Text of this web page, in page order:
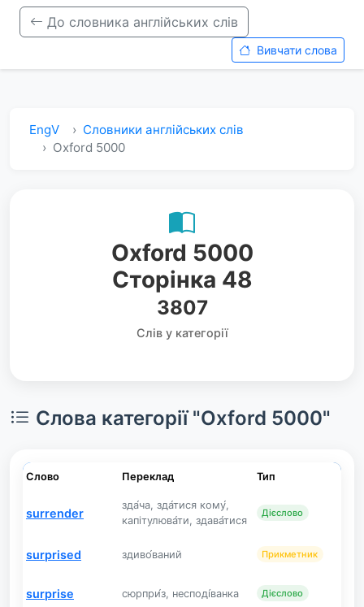
До словника англійських слів
Вивчати слова
EngV
Словники англійських слів
Oxford 5000
Oxford 5000
Сторінка 48
3807
Слів у категорії
Слова категорії "Oxford 5000"
Слово Переклад Тип
surrender
зда́ча, зда́тися кому́,
капітулюва́ти, здава́тися
Дієслово
surprised здиво́ваний Прикметник
surprise сюрпри́з, несподі́ванка Дієслово